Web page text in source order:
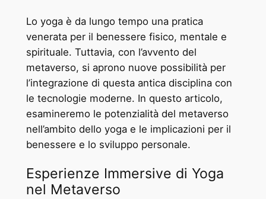
Lo yoga è da lungo tempo una pratica
venerata per il benessere fisico, mentale e
spirituale. Tuttavia, con l’avvento del
metaverso, si aprono nuove possibilità per
l’integrazione di questa antica disciplina con
le tecnologie moderne. In questo articolo,
esamineremo le potenzialità del metaverso
nell’ambito dello yoga e le implicazioni per il
benessere e lo sviluppo personale.
Esperienze Immersive di Yoga
nel Metaverso